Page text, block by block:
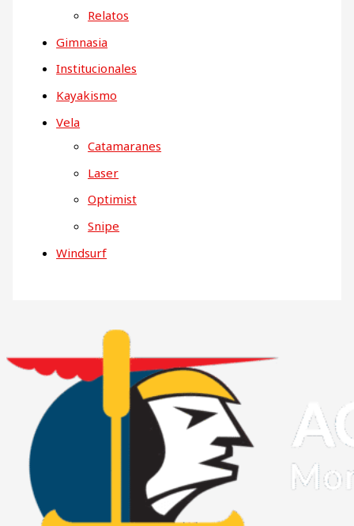
Relatos
Gimnasia
Institucionales
Kayakismo
Vela
Catamaranes
Laser
Optimist
Snipe
Windsurf